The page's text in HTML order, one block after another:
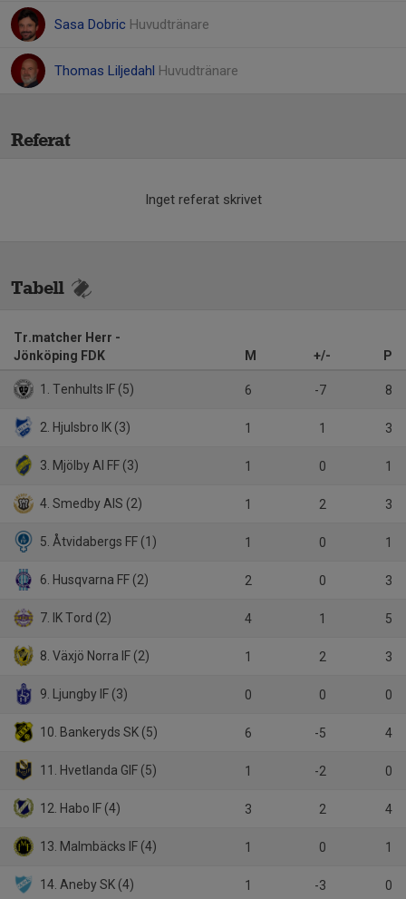
Sasa Dobric Huvudtränare
Thomas Liljedahl Huvudtränare
Referat
Inget referat skrivet
Tabell
Tr.matcher Herr -
Jönköping FDK
M +/- P
1. Tenhults IF (5) 6 -7 8
2. Hjulsbro IK (3) 1 1 3
3. Mjölby AI FF (3) 1 0 1
4. Smedby AIS (2) 1 2 3
5. Åtvidabergs FF (1) 1 0 1
6. Husqvarna FF (2) 2 0 3
7. IK Tord (2) 4 1 5
8. Växjö Norra IF (2) 1 2 3
9. Ljungby IF (3) 0 0 0
10. Bankeryds SK (5) 6 -5 4
11. Hvetlanda GIF (5) 1 -2 0
12. Habo IF (4) 3 2 4
13. Malmbäcks IF (4) 1 0 1
14. Aneby SK (4) 1 -3 0